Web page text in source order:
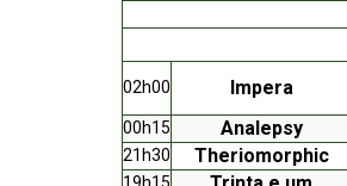
02h00 Impera
00h15 Analepsy
21h30 Theriomorphic